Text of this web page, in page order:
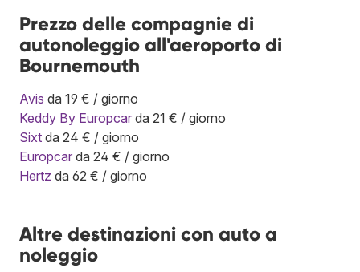
Prezzo delle compagnie di
autonoleggio all'aeroporto di
Bournemouth
Avis da 19 € / giorno
Keddy By Europcar da 21 € / giorno
Sixt da 24 € / giorno
Europcar da 24 € / giorno
Hertz da 62 € / giorno
Altre destinazioni con auto a
noleggio